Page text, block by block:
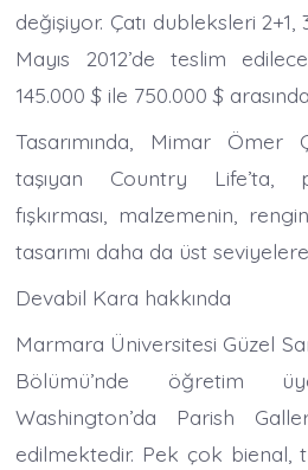
değişiyor. Çatı dubleksleri 2+1,
Mayıs 2012’de teslim
145.000 $ ile 750.000 $
Tasarımında, Mimar Ömer
taşıyan Country Life’ta,
fışkırması, malzemenin,
tasarımı daha da üst
Devabil Kara hakkında
Marmara Üniversitesi Güzel
Bölümü’nde öğretim
Washington’da Parish
edilmektedir. Pek çok bienal,